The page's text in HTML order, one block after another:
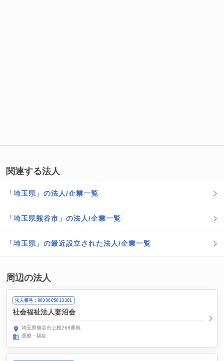
関連する法人
「埼玉県」の法人/企業一覧
「埼玉県熊谷市」の法人/企業一覧
「埼玉県」の最近設立された法人/企業一覧
周辺の法人
法人番号：8030005013301
社会福祉法人妻沼会
埼玉県熊谷市上根268番地
医療・福祉